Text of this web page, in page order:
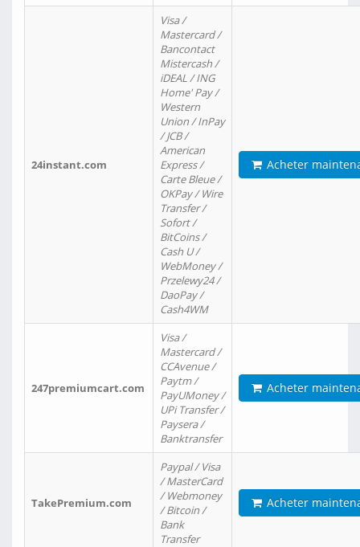
24instant.com
Visa /
Mastercard /
Bancontact
Mistercash /
iDEAL / ING
Home' Pay /
Western
Union / InPay
/ JCB /
American
Express /
Carte Bleue /
OKPay / Wire
Transfer /
Sofort /
BitCoins /
Cash U /
WebMoney /
Przelewy24 /
DaoPay /
Cash4WM
Acheter
247premiumcart.com
Visa /
Mastercard /
CCAvenue /
Paytm /
PayUMoney /
UPi Transfer /
Paysera /
Banktransfer
Acheter
TakePremium.com
Paypal / Visa
/ MasterCard
/ Webmoney
/ Bitcoin /
Bank
Transfer
Acheter